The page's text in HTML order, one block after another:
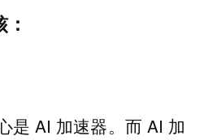
是 AI 加速器。而 AI 加